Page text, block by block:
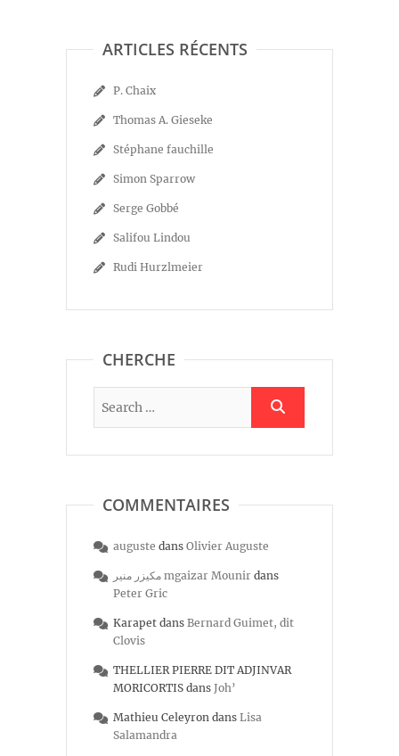
ARTICLES RÉCENTS
P. Chaix
Thomas A. Gieseke
Stéphane fauchille
Simon Sparrow
Serge Gobbé
Salifou Lindou
Rudi Hurzlmeier
CHERCHE
COMMENTAIRES
auguste dans Olivier Auguste
مكيزر منير mgaizar Mounir dans
Peter Gric
Karapet dans Bernard Guimet, dit
Clovis
THELLIER PIERRE DIT ADJINVAR
MORICORTIS dans Joh’
Mathieu Celeyron dans Lisa
Salamandra